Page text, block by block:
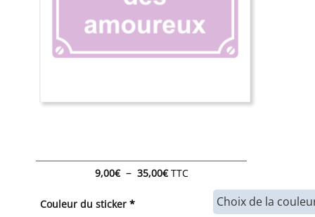
9,00€ – 35,00€Plage
TTC
Couleur du sticker*